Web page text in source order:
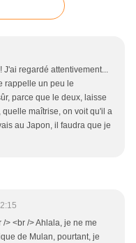
J'ai regardé attentivement...
rappelle un peu le
parce que le deux, laisse
quelle maîtrise, on voit qu'il a
au Japon, il faudra que je
/> <br /> Ahlala, je ne me
de Mulan, pourtant, je